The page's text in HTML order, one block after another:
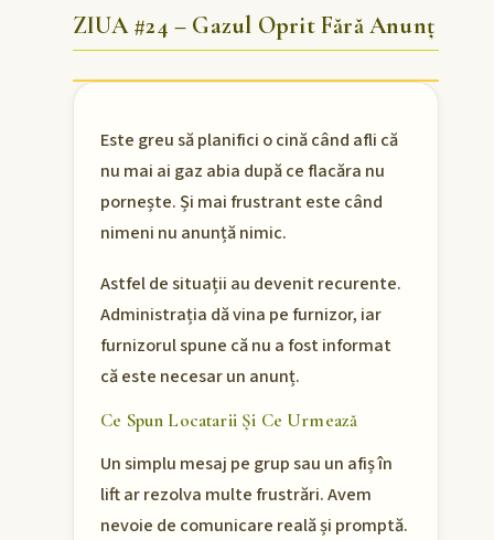
ZIUA #24 – Gazul Oprit Fără Anunț
Este greu să planifici o cină când afli că
nu mai ai gaz abia după ce flacăra nu
pornește. Și mai frustrant este când
nimeni nu anunță nimic.
Astfel de situații au devenit recurente.
Administrația dă vina pe furnizor, iar
furnizorul spune că nu a fost informat
că este necesar un anunț.
Ce Spun Locatarii Și Ce Urmează
Un simplu mesaj pe grup sau un afiș în
lift ar rezolva multe frustrări. Avem
nevoie de comunicare reală și promptă.